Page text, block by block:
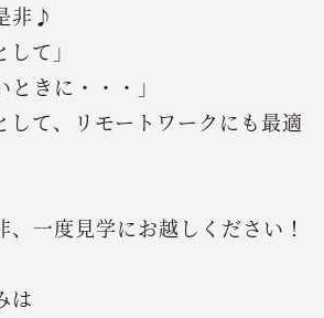
非♪
て」
ときに・・・」
して、リモートワークにも最適
、一度見学にお越しください！
は